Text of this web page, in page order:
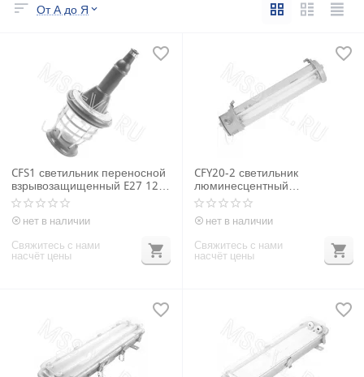
От А до Я
CFS1 светильник переносной
взрывозащищенный E27 12-
220V 60W
нет в наличии
Свяжитесь с нами
насчёт цены
CFY20-2 светильник
люминесцентный
взрывозащищенный 2*20W
G13 IP56
нет в наличии
Свяжитесь с нами
насчёт цены